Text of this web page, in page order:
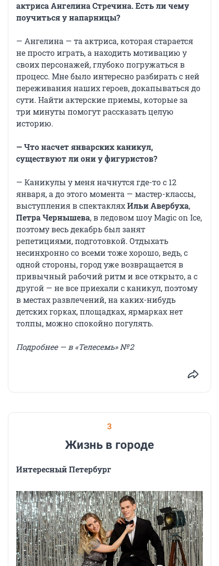
актриса Ангелина Стречина. Есть ли чему
поучиться у напарницы?
— Ангелина — та актриса, которая старается
не просто играть, а находить мотивацию у
своих персонажей, глубоко погружаться в
процесс. Мне было интересно разбирать с ней
переживания наших героев, докапываться до
сути. Найти актерские приемы, которые за
три минуты помогут рассказать целую
историю.
— Что насчет январских каникул,
существуют ли они у фигуристов?
— Каникулы у меня начнутся где-то с 12
января, а до этого момента — мастер-классы,
выступления в спектакляхИльи Авербуха,
Петра Чернышева, в ледовом шоу Magic on Ice,
поэтому весь декабрь был занят
репетициями, подготовкой. Отдыхать
несинхронно со всеми тоже хорошо, ведь, с
одной стороны, город уже возвращается в
привычный рабочий ритм и все открыто, а с
другой — не все приехали с каникул, поэтому
в местах развлечений, на каких-нибудь
детских горках, площадках, ярмарках нет
толпы, можно спокойно погулять.
Подробнее — в «Телесемь» № 2
3
Жизнь в городе
Интересный Петербург